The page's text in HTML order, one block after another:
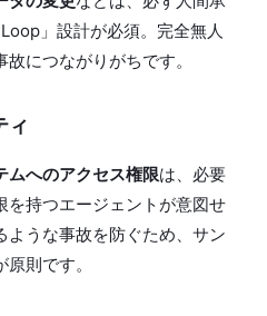
」設計が必須。完全無人
につながりがちです。
ィ
ムへのアクセス権限は、必要
を持つエージェントが意図せ
ような事故を防ぐため、サン
則です。